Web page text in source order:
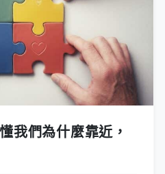
我們為什麼靠近，